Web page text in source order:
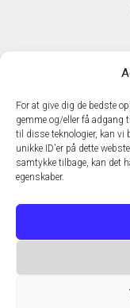
For at give dig de bedste
gemme og/eller få
til disse teknologier, kan vi
unikke ID'er på dette
samtykke tilbage, kan det
egenskaber.
E-